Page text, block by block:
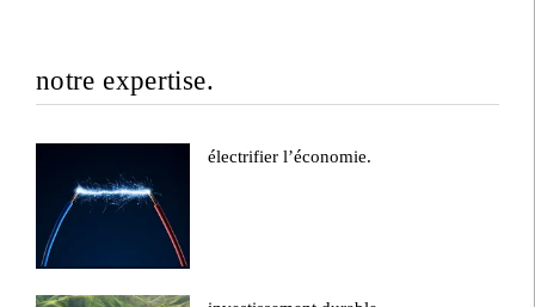
notre expertise.
électrifier l’économie.